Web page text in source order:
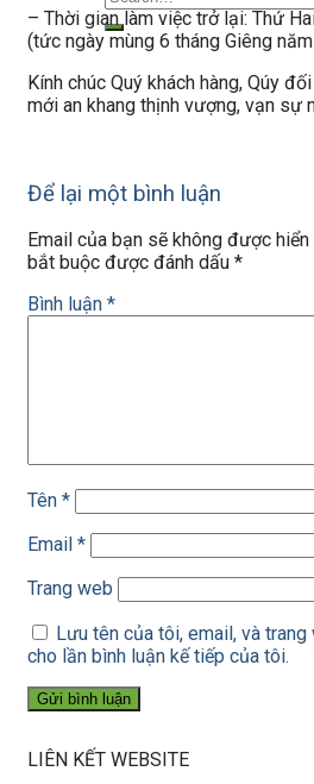
– Thời gian làm việc trở lại: Thứ
(tức ngày mùng 6 tháng Giêng
Kính chúc Quý khách hàng, Qúy
mới an khang thịnh vượng, vạn sự
Để lại một bình luận
Email của bạn sẽ không được
bắt buộc được đánh dấu *
Bình luận *
Tên *
Email *
Trang web
Lưu tên của tôi, email, và
cho lần bình luận kế tiếp của tôi.
LIÊN KẾT WEBSITE